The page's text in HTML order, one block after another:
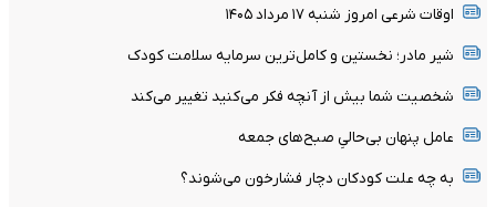
اوقات شرعی امروز شنبه ۱۷ مرداد ۱۴۰۵
شیر مادر؛ نخستین و کامل‌ترین سرمایه سلامت کودک
شخصیت شما بیش از آنچه فکر می‌کنید تغییر می‌کند
عامل پنهان بی‌حالیِ صبح‌های جمعه
به چه علت کودکان دچار فشارخون می‌شوند؟